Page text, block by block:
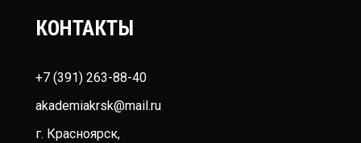
КОНТАКТЫ
+7 (391) 263-88-40
akademiakrsk@mail.ru
г. Красноярск,